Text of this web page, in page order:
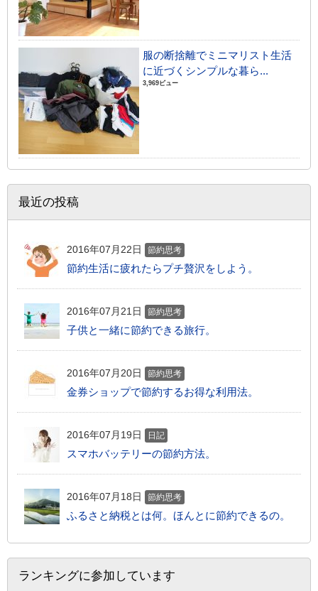
服の断捨離でミニマリスト生活
に近づくシンプルな暮ら...
3,969ビュー
最近の投稿
2016年07月22日 節約思考
節約生活に疲れたらプチ贅沢をしよう。
2016年07月21日 節約思考
子供と一緒に節約できる旅行。
2016年07月20日 節約思考
金券ショップで節約するお得な利用法。
2016年07月19日 日記
スマホバッテリーの節約方法。
2016年07月18日 節約思考
ふるさと納税とは何。ほんとに節約できるの。
ランキングに参加しています